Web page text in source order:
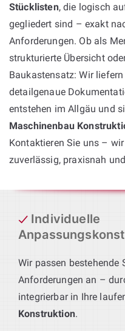
Stücklisten, die logisch
gegliedert sind – exakt
Anforderungen. Ob als
strukturierte Übersicht
Baukastensatz: Wir
detailgenaue
entstehen im Allgäu und
Maschinenbau
Kontaktieren Sie uns –
zuverlässig, praxisnah
Individuelle
Wir passen bestehende
Anforderungen an –
integrierbar in Ihre
Konstruktion.